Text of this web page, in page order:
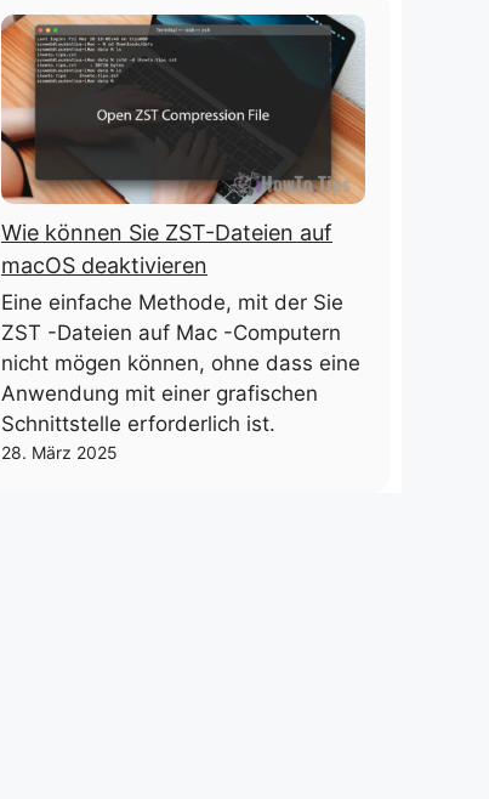
Wie können Sie ZST-Dateien auf
macOS deaktivieren
Eine einfache Methode, mit der Sie
ZST -Dateien auf Mac -Computern
nicht mögen können, ohne dass eine
Anwendung mit einer grafischen
Schnittstelle erforderlich ist.
28. März 2025